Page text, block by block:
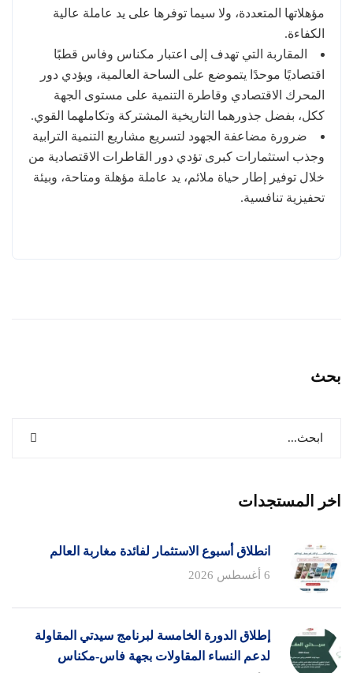
مؤهلاتها المتعددة، ولا سيما توفرها على يد عاملة عالية
الكفاءة.
المقاربة التي تهدف إلى اعتبار مكناس وفاس قطبًا
اقتصاديًا موحدًا يتموضع على الساحة العالمية، ويؤدي دور
المحرك الاقتصادي وقاطرة التنمية على مستوى الجهة
ككل، بفضل جذورهما التاريخية المشتركة وتكاملهما القوي.
ضرورة مضاعفة الجهود لتسريع مشاريع التنمية الترابية
وجذب استثمارات كبرى تؤدي دور القاطرات الاقتصادية من
خلال توفير إطار حياة ملائم، يد عاملة مؤهلة ومتاحة، وبيئة
تحفيزية تنافسية.
بحث
اخر المستجدات
انطلاق أسبوع الاستثمار لفائدة مغاربة العالم
6 أغسطس 2026
إطلاق الدورة الخامسة لبرنامج سيدتي المقاولة
لدعم النساء المقاولات بجهة فاس-مكناس